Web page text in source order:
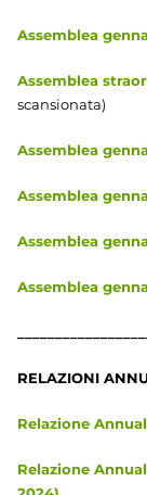
Assemblea
Assemblea
scansionata)
Assemblea
Assemblea
Assemblea
Assemblea
RELAZIONI
Relazione
Relazione